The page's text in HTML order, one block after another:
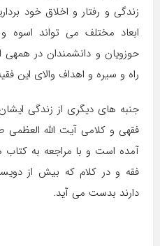
زندگی و رفتار و اخلاق خود
ابعاد مختلف می تواند اسوه
حوزویان و دانشمندان در همه‏ی
راه و سیره و اهداف والای این
جنبه های دیگری از زندگی
فقهی و کلامی آیت الله
آمده است و با مراجعه به کتاب
فقه و در کلام که بیش از
دارند بدست می آید.